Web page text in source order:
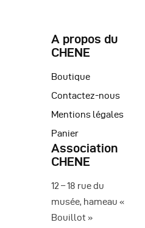
A propos du
CHENE
Boutique
Contactez-nous
Mentions légales
Panier
Association
CHENE
12 – 18 rue du
musée, hameau «
Bouillot »